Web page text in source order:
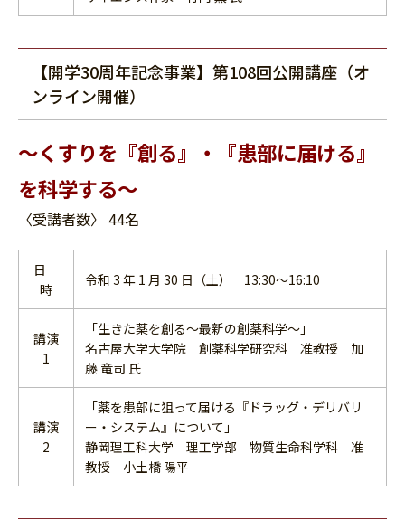
【開学30周年記念事業】第108回公開講座（オ
ンライン開催）
～くすりを『創る』・『患部に届ける』
を科学する～
〈受講者数〉 44名
日
時
令和 3 年 1 月 30 日（土） 13:30～16:10
講演
1
「生きた薬を創る～最新の創薬科学～」
名古屋大学大学院 創薬科学研究科 准教授 加
藤 竜司 氏
講演
2
「薬を患部に狙って届ける『ドラッグ・デリバリ
ー・システム』について」
静岡理工科大学 理工学部 物質生命科学科 准
教授 小土橋 陽平